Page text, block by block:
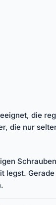
die
die nur